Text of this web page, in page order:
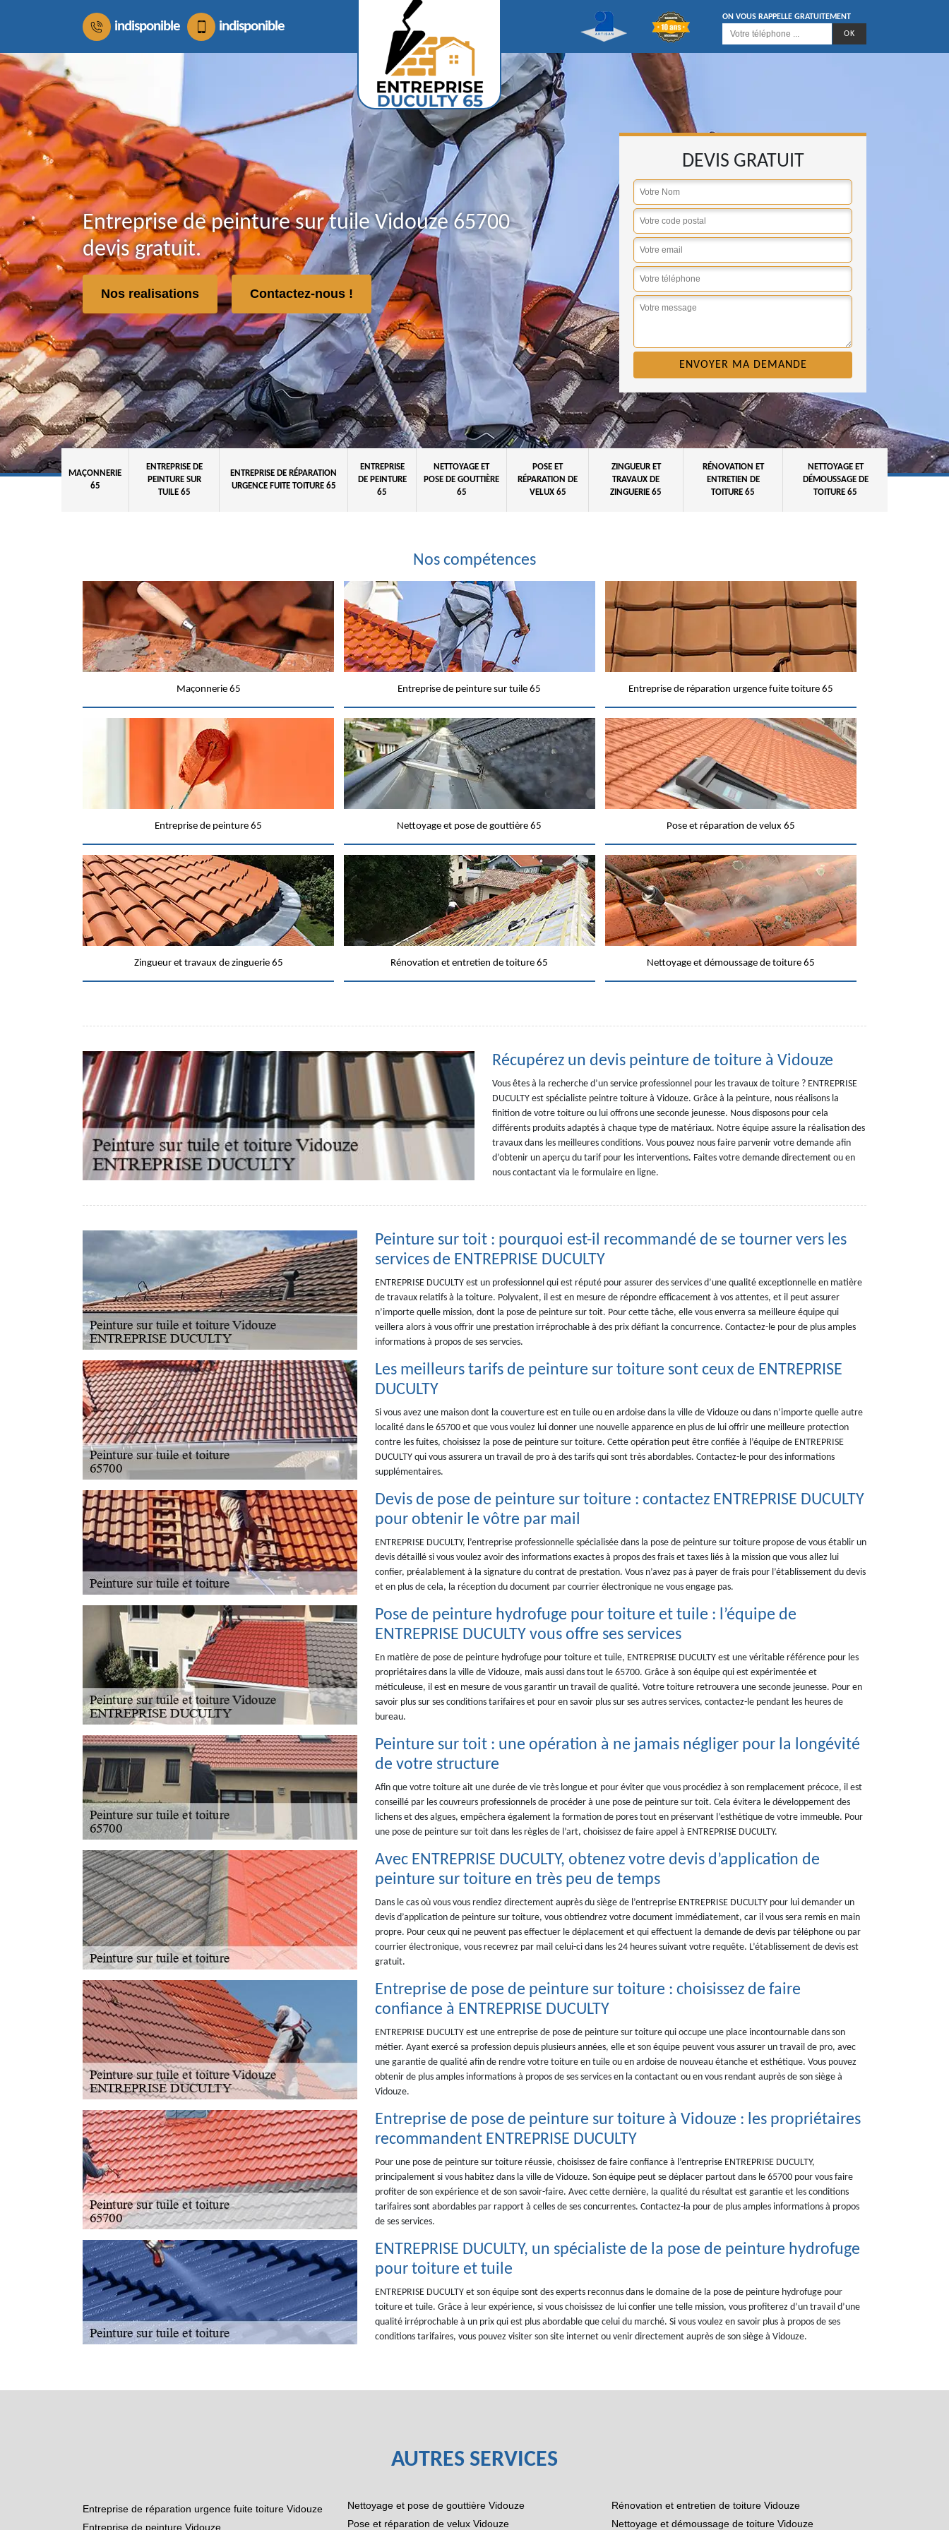
indisponible indisponible
ON VOUS RAPPELLE GRATUITEMENT
Entreprise de peinture sur tuile Vidouze 65700
devis gratuit.
Nos realisations Contactez-nous !
DEVIS GRATUIT
MAÇONNERIE
65
ENTREPRISE DE
PEINTURE SUR
TUILE 65
ENTREPRISE DE RÉPARATION
URGENCE FUITE TOITURE 65
ENTREPRISE
DE PEINTURE
65
NETTOYAGE ET
POSE DE GOUTTIÈRE
65
POSE ET
RÉPARATION DE
VELUX 65
ZINGUEUR ET
TRAVAUX DE
ZINGUERIE 65
RÉNOVATION ET
ENTRETIEN DE
TOITURE 65
NETTOYAGE ET
DÉMOUSSAGE DE
TOITURE 65
Nos compétences
Maçonnerie 65 Entreprise de peinture sur tuile 65 Entreprise de réparation urgence fuite toiture 65
Entreprise de peinture 65 Nettoyage et pose de gouttière 65 Pose et réparation de velux 65
Zingueur et travaux de zinguerie 65 Rénovation et entretien de toiture 65 Nettoyage et démoussage de toiture 65
Récupérez un devis peinture de toiture à Vidouze
Vous êtes à la recherche d’un service professionnel pour les travaux de toiture ? ENTREPRISE
DUCULTY est spécialiste peintre toiture à Vidouze. Grâce à la peinture, nous réalisons la
finition de votre toiture ou lui offrons une seconde jeunesse. Nous disposons pour cela
différents produits adaptés à chaque type de matériaux. Notre équipe assure la réalisation des
travaux dans les meilleures conditions. Vous pouvez nous faire parvenir votre demande afin
d’obtenir un aperçu du tarif pour les interventions. Faites votre demande directement ou en
nous contactant via le formulaire en ligne.
Peinture sur toit : pourquoi est-il recommandé de se tourner vers les
services de ENTREPRISE DUCULTY
ENTREPRISE DUCULTY est un professionnel qui est réputé pour assurer des services d’une qualité exceptionnelle en matière
de travaux relatifs à la toiture. Polyvalent, il est en mesure de répondre efficacement à vos attentes, et il peut assurer
n’importe quelle mission, dont la pose de peinture sur toit. Pour cette tâche, elle vous enverra sa meilleure équipe qui
veillera alors à vous offrir une prestation irréprochable à des prix défiant la concurrence. Contactez-le pour de plus amples
informations à propos de ses servcies.
Les meilleurs tarifs de peinture sur toiture sont ceux de ENTREPRISE
DUCULTY
Si vous avez une maison dont la couverture est en tuile ou en ardoise dans la ville de Vidouze ou dans n’importe quelle autre
localité dans le 65700 et que vous voulez lui donner une nouvelle apparence en plus de lui offrir une meilleure protection
contre les fuites, choisissez la pose de peinture sur toiture. Cette opération peut être confiée à l’équipe de ENTREPRISE
DUCULTY qui vous assurera un travail de pro à des tarifs qui sont très abordables. Contactez-le pour des informations
supplémentaires.
Devis de pose de peinture sur toiture : contactez ENTREPRISE DUCULTY
pour obtenir le vôtre par mail
ENTREPRISE DUCULTY, l’entreprise professionnelle spécialisée dans la pose de peinture sur toiture propose de vous établir un
devis détaillé si vous voulez avoir des informations exactes à propos des frais et taxes liés à la mission que vous allez lui
confier, préalablement à la signature du contrat de prestation. Vous n’avez pas à payer de frais pour l’établissement du devis
et en plus de cela, la réception du document par courrier électronique ne vous engage pas.
Pose de peinture hydrofuge pour toiture et tuile : l’équipe de
ENTREPRISE DUCULTY vous offre ses services
En matière de pose de peinture hydrofuge pour toiture et tuile, ENTREPRISE DUCULTY est une véritable référence pour les
propriétaires dans la ville de Vidouze, mais aussi dans tout le 65700. Grâce à son équipe qui est expérimentée et
méticuleuse, il est en mesure de vous garantir un travail de qualité. Votre toiture retrouvera une seconde jeunesse. Pour en
savoir plus sur ses conditions tarifaires et pour en savoir plus sur ses autres services, contactez-le pendant les heures de
bureau.
Peinture sur toit : une opération à ne jamais négliger pour la longévité
de votre structure
Afin que votre toiture ait une durée de vie très longue et pour éviter que vous procédiez à son remplacement précoce, il est
conseillé par les couvreurs professionnels de procéder à une pose de peinture sur toit. Cela évitera le développement des
lichens et des algues, empêchera également la formation de pores tout en préservant l’esthétique de votre immeuble. Pour
une pose de peinture sur toit dans les règles de l’art, choisissez de faire appel à ENTREPRISE DUCULTY.
Avec ENTREPRISE DUCULTY, obtenez votre devis d’application de
peinture sur toiture en très peu de temps
Dans le cas où vous vous rendiez directement auprès du siège de l’entreprise ENTREPRISE DUCULTY pour lui demander un
devis d’application de peinture sur toiture, vous obtiendrez votre document immédiatement, car il vous sera remis en main
propre. Pour ceux qui ne peuvent pas effectuer le déplacement et qui effectuent la demande de devis par téléphone ou par
courrier électronique, vous recevrez par mail celui-ci dans les 24 heures suivant votre requête. L’établissement de devis est
gratuit.
Entreprise de pose de peinture sur toiture : choisissez de faire
confiance à ENTREPRISE DUCULTY
ENTREPRISE DUCULTY est une entreprise de pose de peinture sur toiture qui occupe une place incontournable dans son
métier. Ayant exercé sa profession depuis plusieurs années, elle et son équipe peuvent vous assurer un travail de pro, avec
une garantie de qualité afin de rendre votre toiture en tuile ou en ardoise de nouveau étanche et esthétique. Vous pouvez
obtenir de plus amples informations à propos de ses services en la contactant ou en vous rendant auprès de son siège à
Vidouze.
Entreprise de pose de peinture sur toiture à Vidouze : les propriétaires
recommandent ENTREPRISE DUCULTY
Pour une pose de peinture sur toiture réussie, choisissez de faire confiance à l’entreprise ENTREPRISE DUCULTY,
principalement si vous habitez dans la ville de Vidouze. Son équipe peut se déplacer partout dans le 65700 pour vous faire
profiter de son expérience et de son savoir-faire. Avec cette dernière, la qualité du résultat est garantie et les conditions
tarifaires sont abordables par rapport à celles de ses concurrentes. Contactez-la pour de plus amples informations à propos
de ses services.
ENTREPRISE DUCULTY, un spécialiste de la pose de peinture hydrofuge
pour toiture et tuile
ENTREPRISE DUCULTY et son équipe sont des experts reconnus dans le domaine de la pose de peinture hydrofuge pour
toiture et tuile. Grâce à leur expérience, si vous choisissez de lui confier une telle mission, vous profiterez d’un travail d’une
qualité irréprochable à un prix qui est plus abordable que celui du marché. Si vous voulez en savoir plus à propos de ses
conditions tarifaires, vous pouvez visiter son site internet ou venir directement auprès de son siège à Vidouze.
AUTRES SERVICES
Entreprise de réparation urgence fuite toiture Vidouze
Entreprise de peinture Vidouze
Nettoyage et pose de gouttière Vidouze
Pose et réparation de velux Vidouze
Rénovation et entretien de toiture Vidouze
Nettoyage et démoussage de toiture Vidouze